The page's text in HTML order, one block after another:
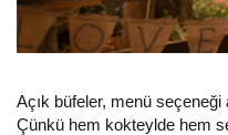
Açık büfeler, menü seçeneği
Çünkü hem kokteylde hem